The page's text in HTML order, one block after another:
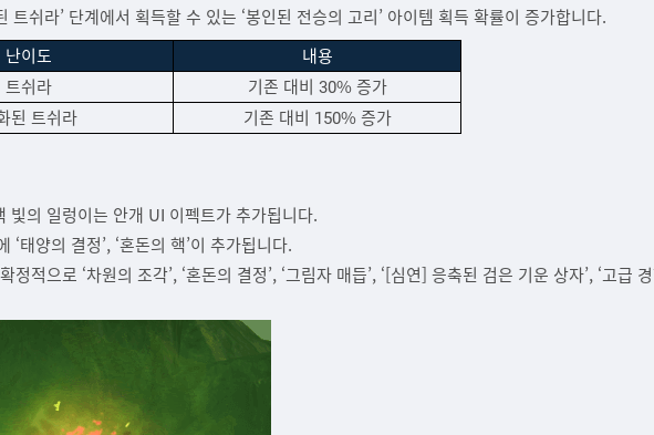
트쉬라’ 단계에서 획득할 수 있는 ‘봉인된 전승의 고리’ 아이템 획득 확률이 증가합니다.
난이도
내용
트쉬라
기존 대비 30% 증가
된 트쉬라
기존 대비 150% 증가
빛의 일렁이는 안개 UI 이펙트가 추가됩니다.
‘태양의 결정’, ‘혼돈의 핵’이 추가됩니다.
정적으로 ‘차원의 조각’, ‘혼돈의 결정’, ‘그림자 매듭’, ‘[심연] 응축된 검은 기운 상자’, ‘고급